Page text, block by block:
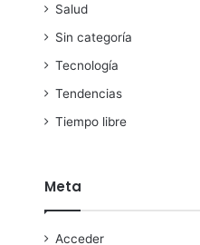
Salud
Sin categoría
Tecnología
Tendencias
Tiempo libre
Meta
Acceder